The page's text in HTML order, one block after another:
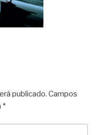
publicado. Campos
*